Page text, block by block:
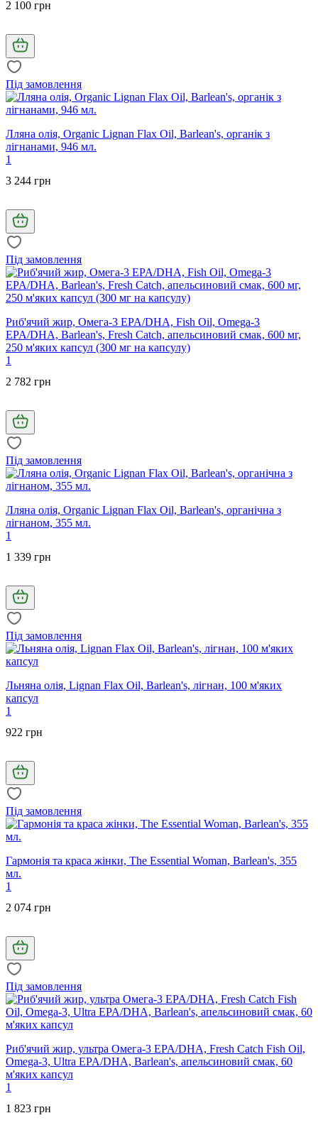
2 100 грн
Під замовлення
Лляна олія, Organic Lignan Flax Oil, Barlean's, органік з
лігнанами, 946 мл.
1
3 244 грн
Під замовлення
Риб'ячий жир, Омега-3 EPA/DHA, Fish Oil, Omega-3
EPA/DHA, Barlean's, Fresh Catch, апельсиновий смак, 600 мг,
250 м'яких капсул (300 мг на капсулу)
1
2 782 грн
Під замовлення
Лляна олія, Organic Lignan Flax Oil, Barlean's, органічна з
лігнаном, 355 мл.
1
1 339 грн
Під замовлення
Льняна олія, Lignan Flax Oil, Barlean's, лігнан, 100 м'яких
капсул
1
922 грн
Під замовлення
Гармонія та краса жінки, The Essential Woman, Barlean's, 355
мл.
1
2 074 грн
Під замовлення
Риб'ячий жир, ультра Омега-3 EPA/DHA, Fresh Catch Fish Oil,
Omega-3, Ultra EPA/DHA, Barlean's, апельсиновий смак, 60
м'яких капсул
1
1 823 грн